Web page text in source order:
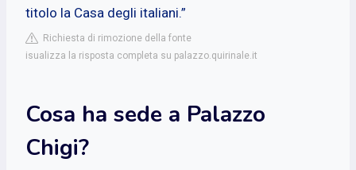
titolo la Casa degli italiani.”
Richiesta di rimozione della fonte
isualizza la risposta completa su palazzo.quirinale.it
Cosa ha sede a Palazzo
Chigi?